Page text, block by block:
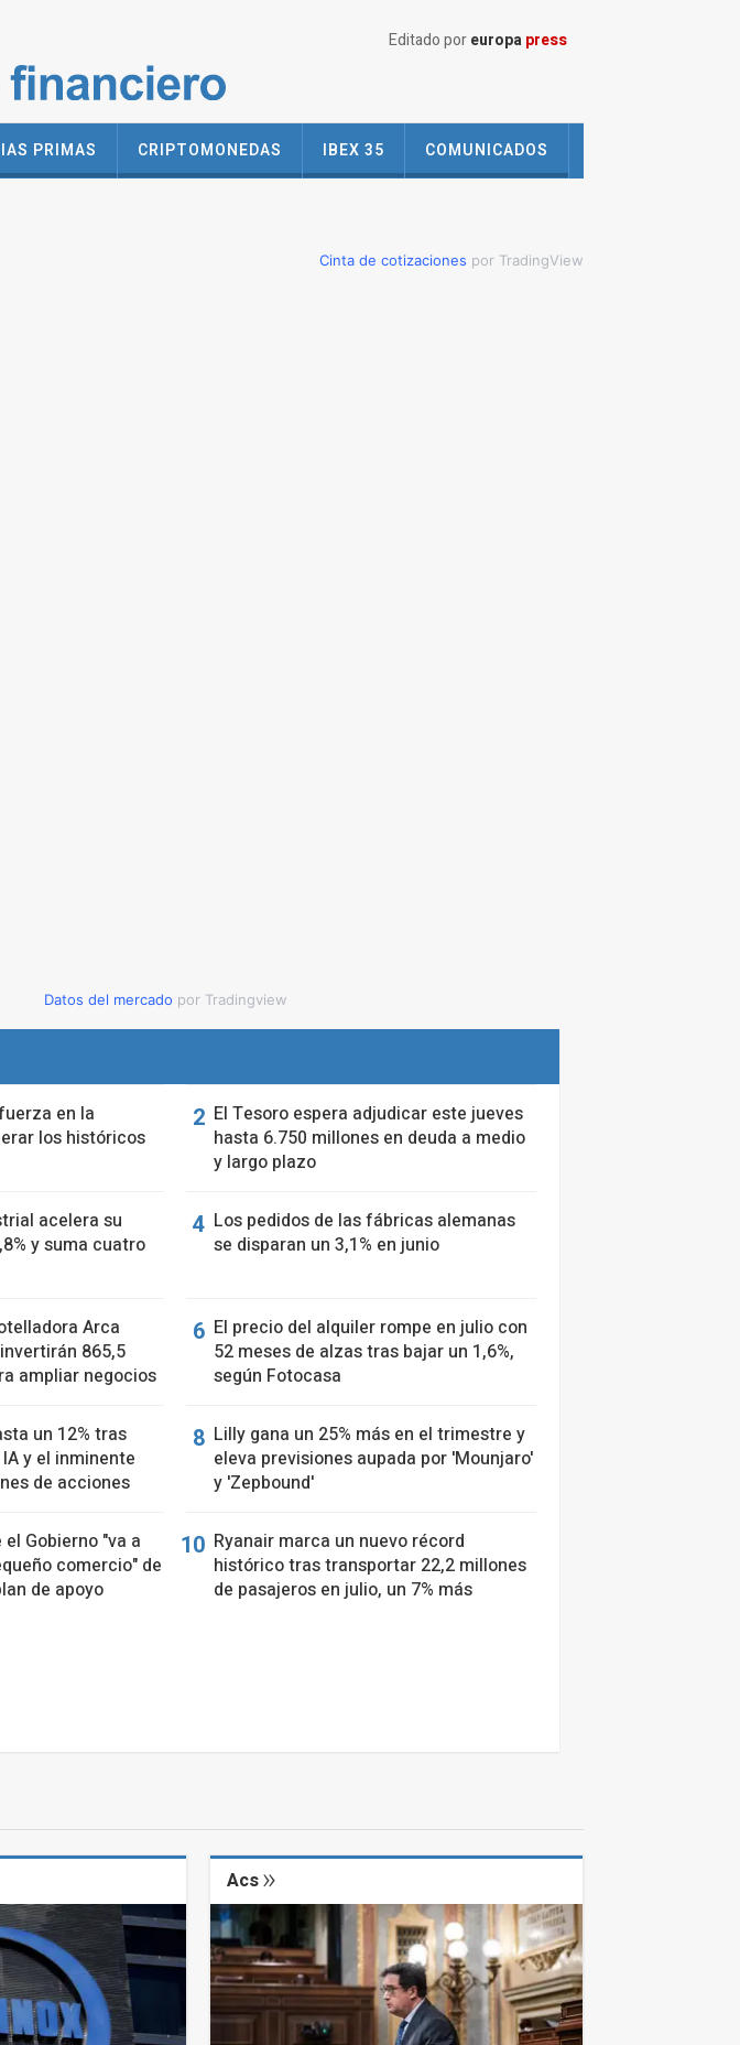
Editado poreuropapress
PRIMAS CRIPTOMONEDAS IBEX 35 COMUNICADOS
Cinta de cotizaciones por TradingView
Datos del mercado por Tradingview
en la
los históricos
El Tesoro espera adjudicar este jueves
hasta 6.750 millones en deuda a medio
y largo plazo
acelera su
y suma cuatro
Los pedidos de las fábricas alemanas
se disparan un 3,1% en junio
Arca
865,5
ampliar negocios
El precio del alquiler rompe en julio con
52 meses de alzas tras bajar un 1,6%,
según Fotocasa
un 12% tras
y el inminente
de acciones
Lilly gana un 25% más en el trimestre y
eleva previsiones aupada por 'Mounjaro'
y 'Zepbound'
Gobierno "va a
comercio" de
de apoyo
Ryanair marca un nuevo récord
histórico tras transportar 22,2 millones
de pasajeros en julio, un 7% más
Acs